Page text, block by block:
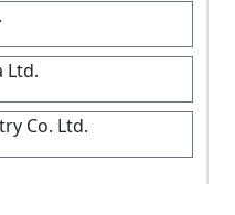
Ltd.
Co. Ltd.